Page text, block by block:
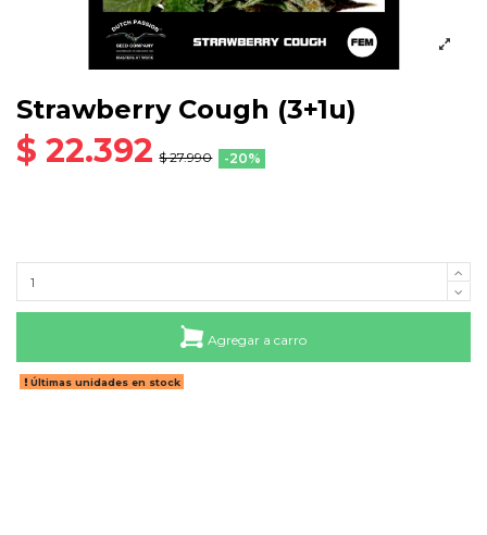
Strawberry Cough (3+1u)
$ 22.392 $ 27.990 -20%
Agregar a carro
Últimas unidades en stock